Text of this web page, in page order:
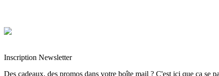
Inscription Newsletter
Des cadeaux, des promos dans votre boîte mail ? C'est ici que ça se